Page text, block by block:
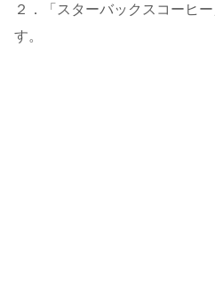
２．「スターバックスコーヒ
す。